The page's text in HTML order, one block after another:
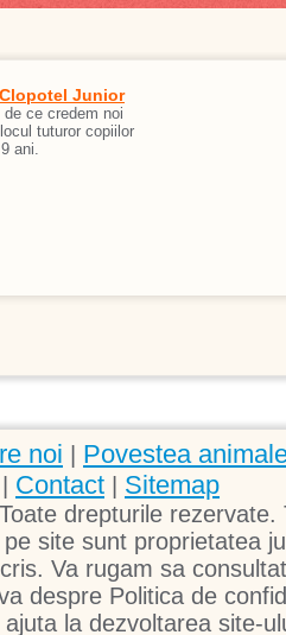
Junior
de ce credem noi
tuturor copiilor
ani.
noi
Povestea
Contact Sitemap
drepturile
site sunt proprietatea
Va rugam sa
despre Politica de
la dezvoltarea site-